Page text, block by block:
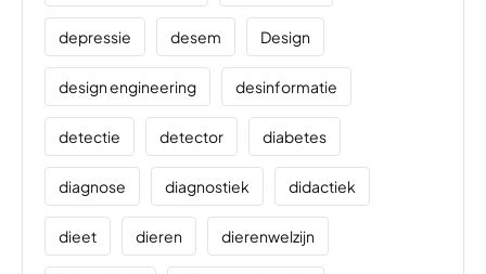
depressie desem Design
design engineering desinformatie
detectie detector diabetes
diagnose diagnostiek didactiek
dieet dieren dierenwelzijn